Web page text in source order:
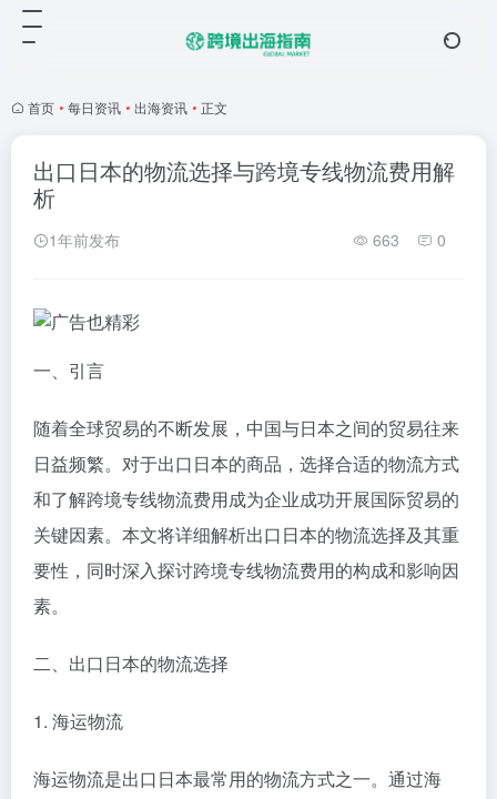
首页 • 每日资讯 • 出海资讯 • 正文
出口日本的物流选择与跨境专线物流费用解
析
1年前发布 663 0
一、引言
随着全球贸易的不断发展，中国与日本之间的贸易往来
日益频繁。对于出口日本的商品，选择合适的物流方式
和了解跨境专线物流费用成为企业成功开展国际贸易的
关键因素。本文将详细解析出口日本的物流选择及其重
要性，同时深入探讨跨境专线物流费用的构成和影响因
素。
二、出口日本的物流选择
1. 海运物流
海运物流是出口日本最常用的物流方式之一。通过海